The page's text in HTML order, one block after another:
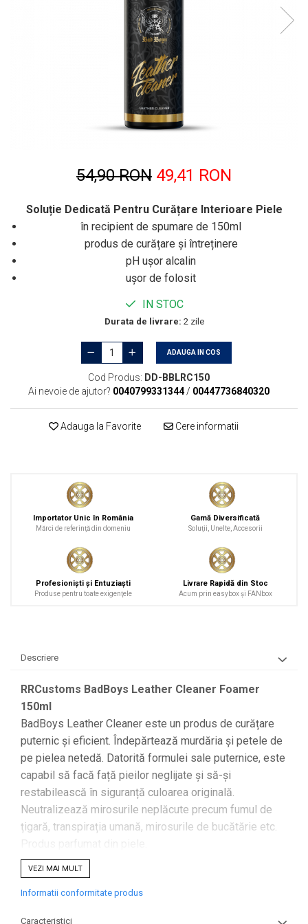
54,90 RON 49,41 RON
Soluție Dedicată Pentru Curățare Interioare Piele
în recipient de spumare de 150ml
produs de curățare și întreținere
pH ușor alcalin
ușor de folosit
IN STOC
Durata de livrare: 2 zile
ADAUGA IN COS
Cod Produs: DD-BBLRC150
Ai nevoie de ajutor? 0040799331344 / 00447736840320
Adauga la Favorite Cere informatii
Importator Unic în România
Mărci de referinţă din domeniu
Gamă Diversificată
Soluţii, Unelte, Accesorii
Profesionişti şi Entuziaşti
Produse pentru toate exigenţele
Livrare Rapidă din Stoc
Acum prin easybox şi FANbox
Descriere
RRCustoms BadBoys Leather Cleaner Foamer
150ml
BadBoys Leather Cleaner este un produs de curățare
puternic și eficient. Îndepărtează murdăria și petele de
pe pielea netedă. Datorită formulei sale puternice, este
capabil să facă față pieilor neglijate și să-și
restabilească în siguranță culoarea originală.
Neutralizează mirosurile neplăcute precum fumul de
țigară, transpirația umană, mirosurile de bucătărie etc.
Caracteristicile produsului:
produs pentru curățarea tapiteriei netede auto (de
VEZI MAI MULT
Informatii conformitate produs
Caracteristici